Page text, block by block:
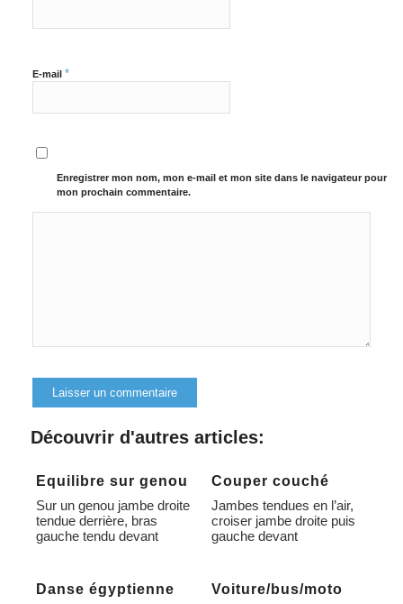
E-mail *
Enregistrer mon nom, mon e-mail et mon site dans le navigateur pour
mon prochain commentaire.
Alternative:
Découvrir d'autres articles:
Equilibre sur genou
Sur un genou jambe droite
tendue derrière, bras
gauche tendu devant
Couper couché
Jambes tendues en l’air,
croiser jambe droite puis
gauche devant
Danse égyptienne
Voiture/bus/moto